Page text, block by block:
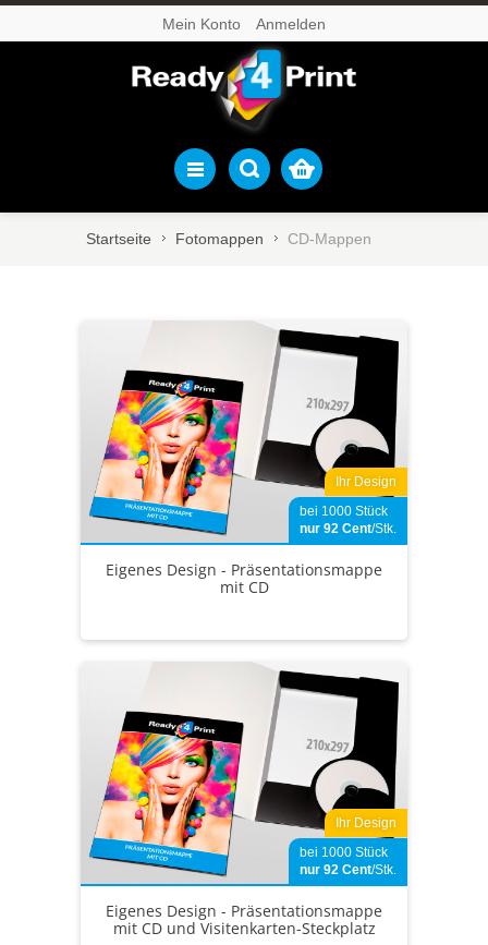
Mein Konto Anmelden
Startseite Fotomappen CD-Mappen
Ihr Design
bei 1000 Stück
nur 92 Cent/Stk.
Eigenes Design - Präsentationsmappe
mit CD
Ihr Design
bei 1000 Stück
nur 92 Cent/Stk.
Eigenes Design - Präsentationsmappe
mit CD und Visitenkarten-Steckplatz